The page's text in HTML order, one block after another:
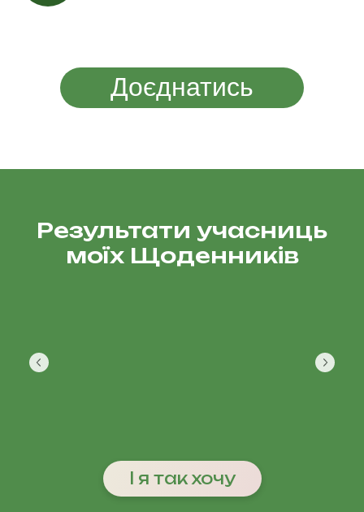
Доєднатись
Результати учасниць
моїх Щоденників
І я так хочу